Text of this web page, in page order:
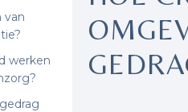
van
werken